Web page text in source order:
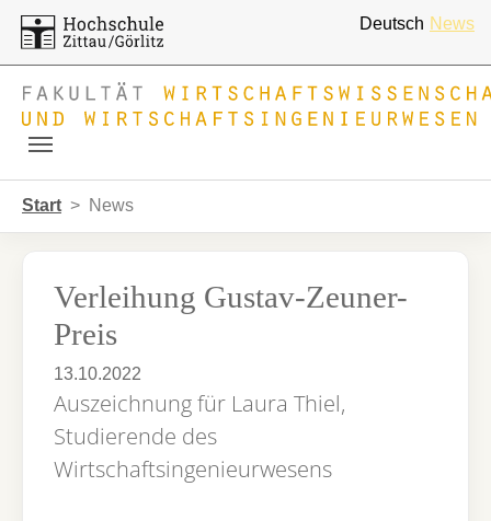
Deutsch News
Start News
Verleihung Gustav-Zeuner-
Preis
13.10.2022
Auszeichnung für Laura Thiel,
Studierende des
Wirtschaftsingenieurwesens